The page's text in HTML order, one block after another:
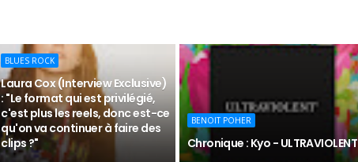
BLUES ROCK
Laura Cox (Interview Exclusive)
: "Le format qui est privilégié,
c'est plus les reels, donc est-ce
qu'on va continuer à faire des
clips ?"
BENOIT POHER
Chronique : Kyo - ULTRAVIOLENT